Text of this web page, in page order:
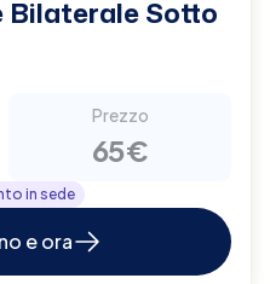
Bilaterale Sotto
Prezzo
65€
in sede
e ora